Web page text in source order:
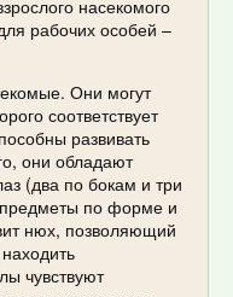
насекомого
рабочих особей –
Они могут
соответствует
развивать
они обладают
(два по бокам и три
по форме и
нюх, позволяющий
чувствуют